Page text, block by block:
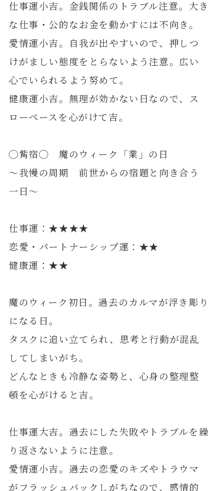
仕事運小吉。金銭関係のトラブル注意。大き
な仕事・公的なお金を動かすには不向き。
愛情運小吉。自我が出やすいので、押しつ
けがましい態度をとらないよう注意。広い
心でいられるよう努めて。
健康運小吉。無理が効かない日なので、ス
ローペースを心がけて吉。
◯觜宿◯ 魔のウィーク「業」の日
～我慢の周期 前世からの宿題と向き合う
一日～
仕事運：★★★★
恋愛・パートナーシップ運：★★
健康運：★★
魔のウィーク初日。過去のカルマが浮き彫り
になる日。
タスクに追い立てられ、思考と行動が混乱
してしまいがち。
どんなときも冷静な姿勢と、心身の整理整
頓を心がけると吉。
仕事運大吉。過去にした失敗やトラブルを繰
り返さないように注意。
愛情運小吉。過去の恋愛のキズやトラウマ
がフラッシュバックしがちなので、感情的